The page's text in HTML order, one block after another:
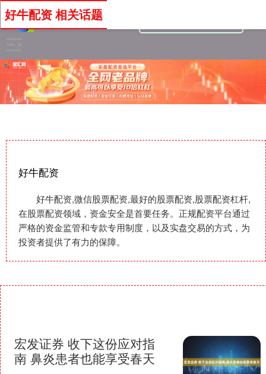
好牛配资
好牛配资,微信股票配资,最好的股票配资,股票配资杠杆,
在股票配资领域，资金安全是首要任务。正规配资平台通过
严格的资金监管和专款专用制度，以及实盘交易的方式，为
投资者提供了有力的保障。
好牛配资 相关话题
宏发证券 收下这份应对指
南 鼻炎患者也能享受春天